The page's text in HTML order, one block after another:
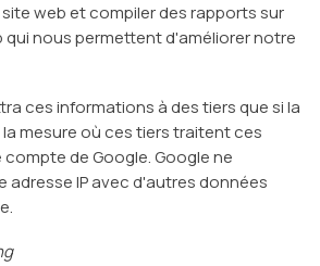
web et compiler des rapports sur
nous permettent d'améliorer notre
ces informations à des tiers que si la
mesure où ces tiers traitent ces
de Google. Google ne
adresse IP avec d'autres données